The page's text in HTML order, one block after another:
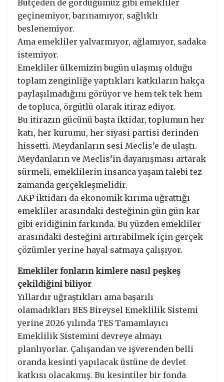
Bütçeden de gördüğümüz gibi emekliler
geçinemiyor, barınamıyor, sağlıklı
beslenemiyor.
Ama emekliler yalvarmıyor, ağlamıyor, sadaka
istemiyor.
Emekliler ülkemizin bugün ulaşmış olduğu
toplam zenginliğe yaptıkları katkıların hakça
paylaşılmadığını görüyor ve hem tek tek hem
de topluca, örgütlü olarak itiraz ediyor.
Bu itirazın gücünü başta iktidar, toplumun her
katı, her kurumu, her siyasi partisi derinden
hissetti. Meydanların sesi Meclis’e de ulaştı.
Meydanların ve Meclis’in dayanışması artarak
sürmeli, emeklilerin insanca yaşam talebi tez
zamanda gerçekleşmelidir.
AKP iktidarı da ekonomik kırıma uğrattığı
emekliler arasındaki desteğinin gün gün kar
gibi eridiğinin farkında. Bu yüzden emekliler
arasındaki desteğini artırabilmek için gerçek
çözümler yerine hayal satmaya çalışıyor.
Emekliler fonların kimlere nasıl peşkeş
çekildiğini biliyor
Yıllardır uğraştıkları ama başarılı
olamadıkları BES Bireysel Emeklilik Sistemi
yerine 2026 yılında TES Tamamlayıcı
Emeklilik Sistemini devreye almayı
planlıyorlar. Çalışandan ve işverenden belli
oranda kesinti yapılacak üstüne de devlet
katkısı olacakmış. Bu kesintiler bir fonda